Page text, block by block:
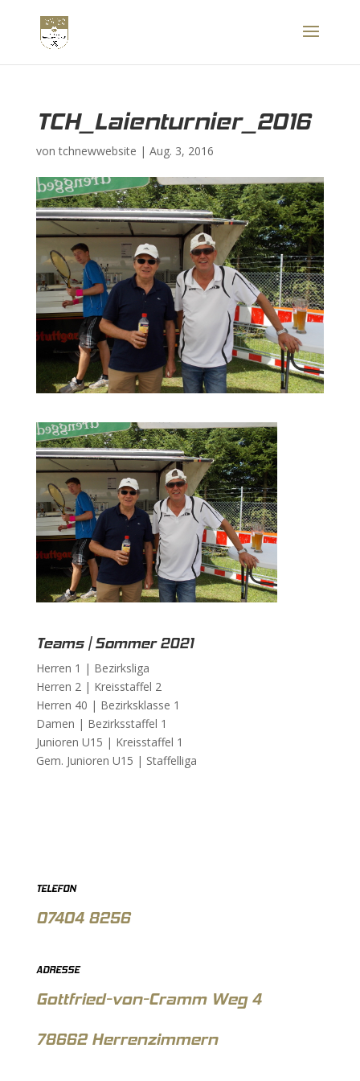
TCH_Laienturnier_2016
vontchnewwebsite | Aug. 3, 2016
Teams | Sommer 2021
Herren 1 | Bezirksliga
Herren 2 | Kreisstaffel 2
Herren 40 | Bezirksklasse 1
Damen | Bezirksstaffel 1
Junioren U15 | Kreisstaffel 1
Gem. Junioren U15 | Staffelliga
TELEFON
07404 8256
ADRESSE
Gottfried-von-Cramm Weg 4
78662 Herrenzimmern